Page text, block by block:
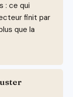
: ce qui
finit par
que la